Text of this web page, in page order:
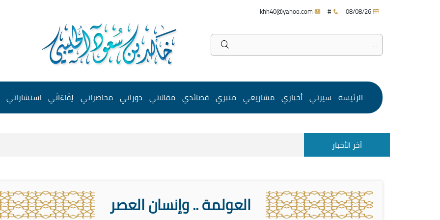
#
الرئيسة سيرتي أخباري مشاريعي منبري قصائدي مقالاتي دوراتي محاضراتي لِقَاءَاتَي استشاراتي
آخر الأخبار
العولمة .. وإنسان العصر